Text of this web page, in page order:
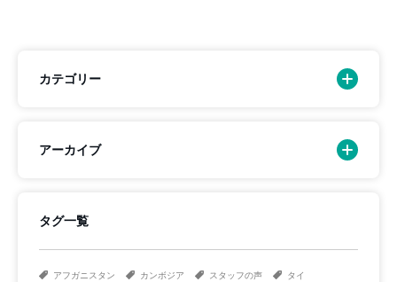
カテゴリー
アーカイブ
タグ一覧
アフガニスタン カンボジア スタッフの声 タイ